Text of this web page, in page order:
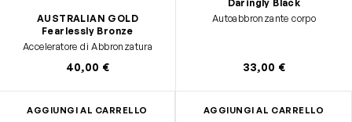
AUSTRALIAN GOLD
Fearlessly Bronze
Acceleratore di Abbronzatura
40,00 €
AGGIUNGI AL CARRELLO
Daringly Black
Autoabbronzante corpo
33,00 €
AGGIUNGI AL CARRELLO